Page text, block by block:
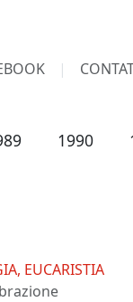
1990
EUCARISTIA